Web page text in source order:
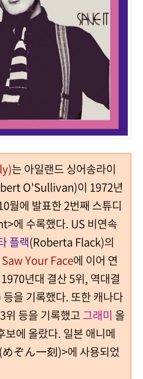
는 아일랜드 싱어송라이
O'Sullivan)이 1972년
월에 발표한 2번째 스튜디
에 수록했다. US 비연속
플랙(Roberta Flack)의
Your Face에 이어 연
년대 결산 5위, 역대결
을 기록했다. 또한 캐나다
위 등을 기록했고 그래미 올
보에 올랐다. 일본 애니메
ぞん一刻)>에 사용되었